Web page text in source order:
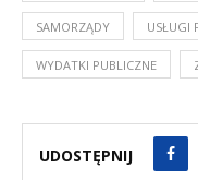
SAMORZĄDY USŁUGI
WYDATKI PUBLICZNE
UDOSTĘPNIJ